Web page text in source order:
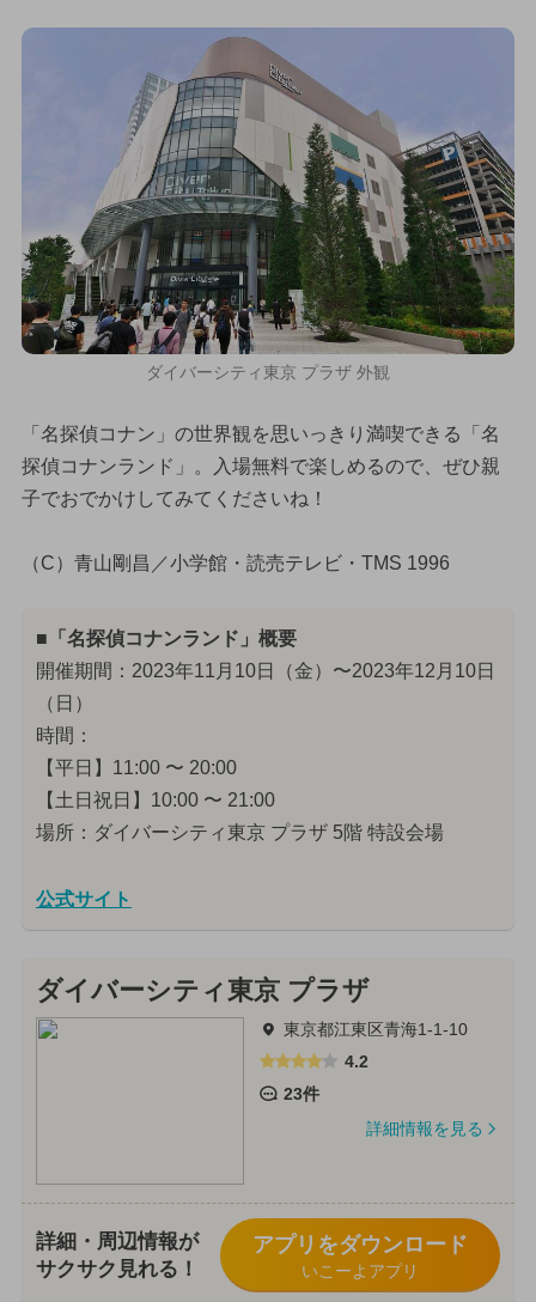
ダイバーシティ東京 プラザ 外観
「名探偵コナン」の世界観を思いっきり満喫できる「名
探偵コナンランド」。入場無料で楽しめるので、ぜひ親
子でおでかけしてみてくださいね！
（C）青山剛昌／小学館・読売テレビ・TMS 1996
■「名探偵コナンランド」概要
開催期間：2023年11月10日（金）〜2023年12月10日
（日）
時間：
【平日】11:00 〜 20:00
【土日祝日】10:00 〜 21:00
場所：ダイバーシティ東京 プラザ 5階 特設会場
公式サイト
ダイバーシティ東京 プラザ
東京都江東区青海1-1-10
4.2
23件
詳細情報を見る
詳細・周辺情報が
サクサク見れる！
アプリをダウンロード
いこーよアプリ